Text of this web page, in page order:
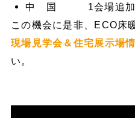
中 国 1会場追加
この機会に是非、ECO床
現場見学会＆住宅展示場
い。